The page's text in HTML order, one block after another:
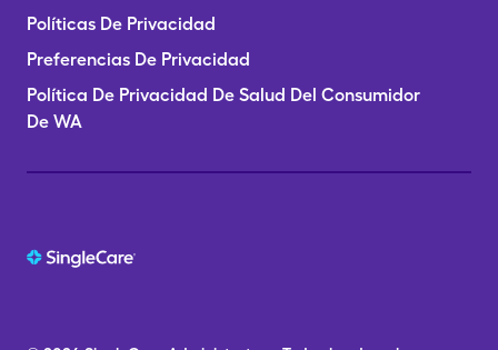
Políticas De Privacidad
Preferencias De Privacidad
Política De Privacidad De Salud Del Consumidor
De WA